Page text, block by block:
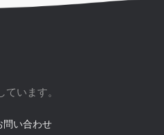
います。
問い合わせ